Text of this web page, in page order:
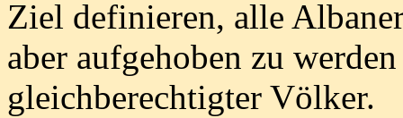
Ziel definieren, alle
aber aufgehoben zu
gleichberechtigter Völker.